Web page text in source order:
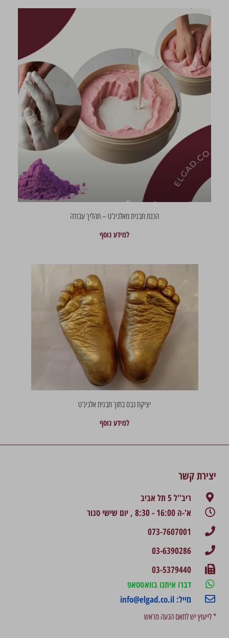
הכנת תבנית מאלגינ'ט – תהליך עבודה
למידע נוסף
יציקת גבס בתוך תבנית אלגינ'ט
למידע נוסף
יצירת קשר
ריב''ל 5 תל אביב
א'-ה 16:00 - 8:30 , יום שישי סגור
073-7607001
03-6390286
03-5379440
דברו איתנו בוואטסאפ
מייל: info@elgad.co.il
* לייעוץ יש לתאם הגעה מראש